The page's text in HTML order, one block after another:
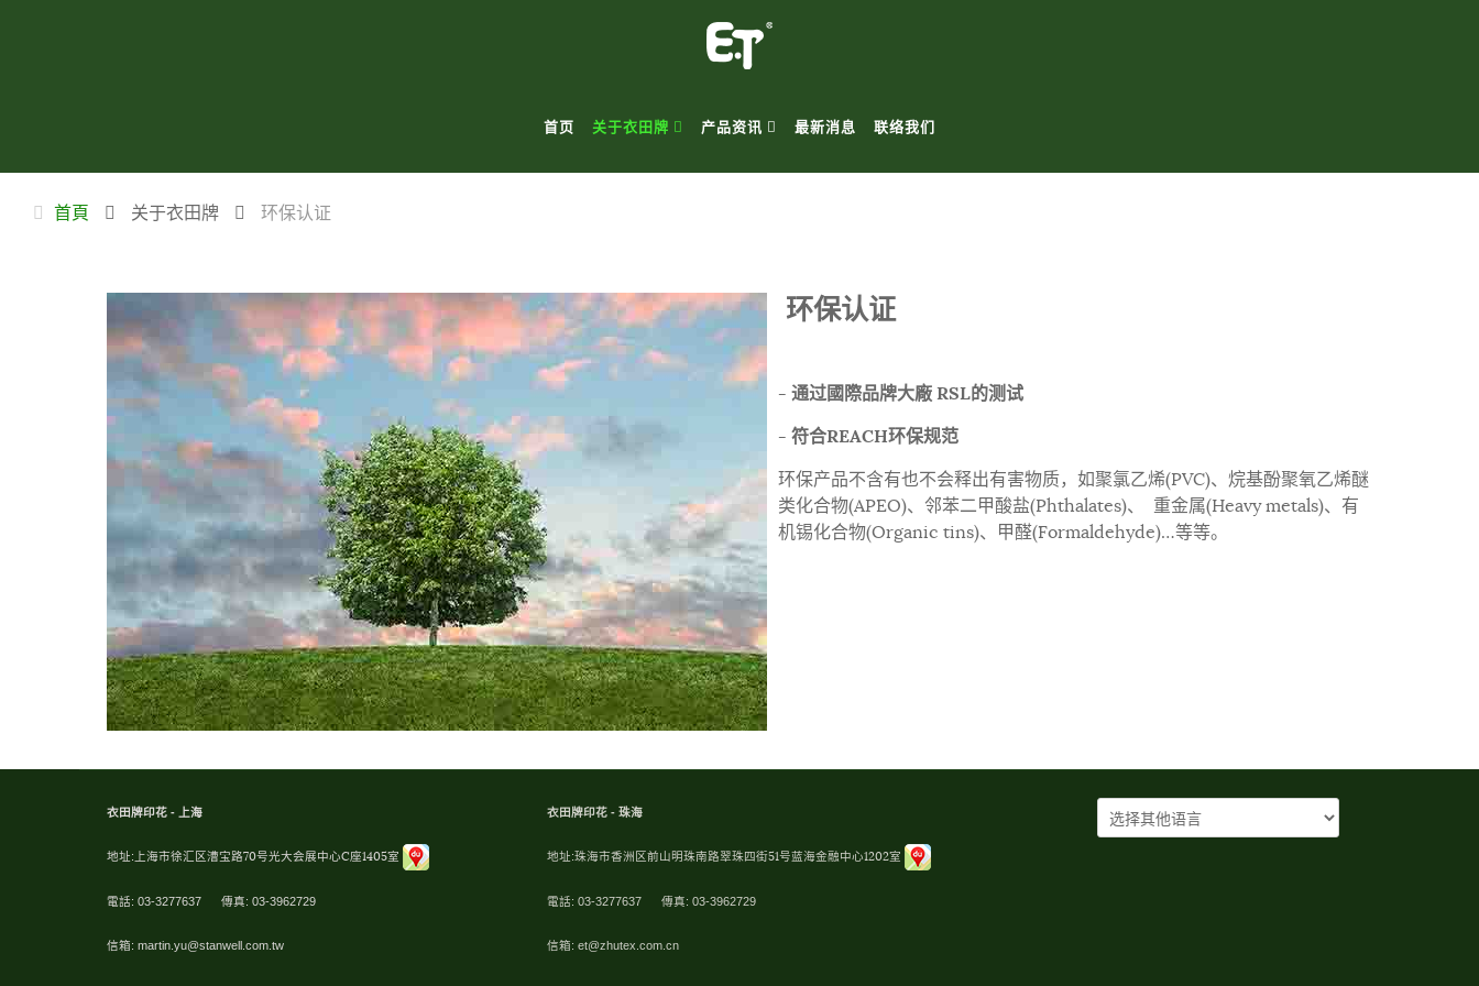
首页 关于衣田牌 产品资讯 最新消息 联络我们
首頁 关于衣田牌 环保认证
环保认证
- 通过國際品牌大廠 RSL的测试
- 符合REACH环保规范
环保产品不含有也不会释出有害物质，如聚氯乙烯(PVC)、烷基酚聚氧乙烯醚
类化合物(APEO)、邻苯二甲酸盐(Phthalates)、 重金属(Heavy metals)、有
机锡化合物(Organic tins)、 甲醛(Formaldehyde)…等等。
衣田牌印花 - 上海
地址: 上海市徐汇区漕宝路70号光大会展中心C座1405室
電話: 03-3277637 傳真: 03-3962729
信箱: martin.yu@stanwell.com.tw
衣田牌印花 - 珠海
地址:珠海市香洲区前山明珠南路翠珠四街51号蓝海金融中心1202室
電話: 03-3277637 傳真: 03-3962729
信箱: et@zhutex.com.cn